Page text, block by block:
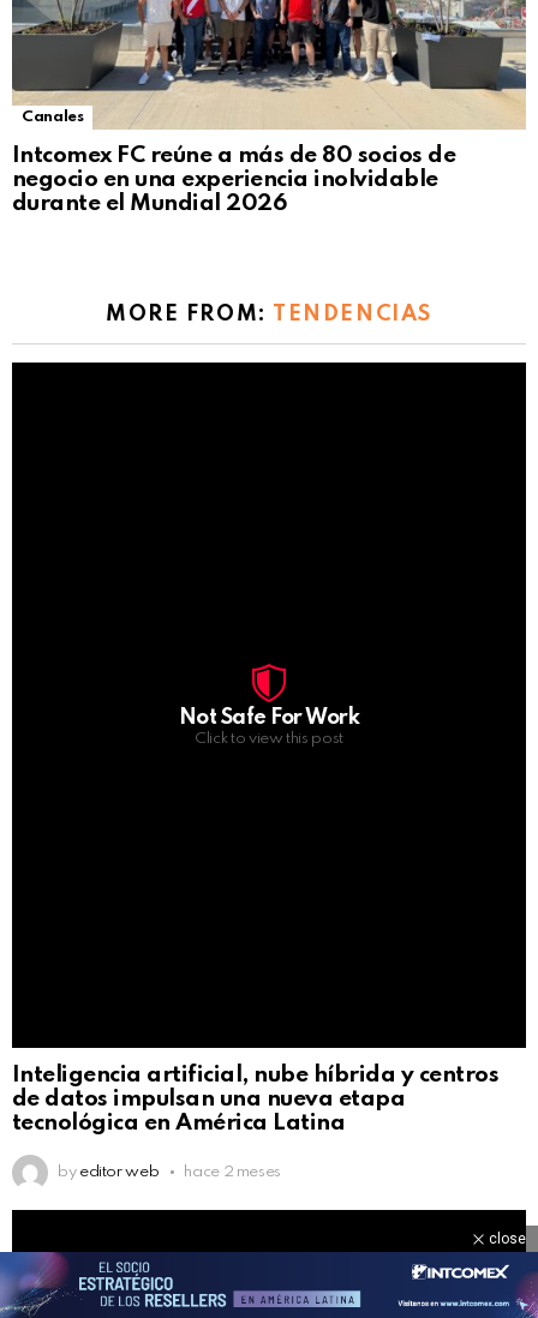
Canales
Intcomex FC reúne a más de 80 socios de
negocio en una experiencia inolvidable
durante el Mundial 2026
MORE FROM: TENDENCIAS
Not Safe For Work
Click to view this post
Inteligencia artificial, nube híbrida y centros
de datos impulsan una nueva etapa
tecnológica en América Latina
by editor web hace 2 meses
close